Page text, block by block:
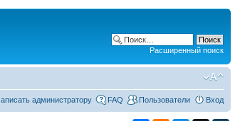
Расширенный поиск
администратору FAQ Пользователи Вход